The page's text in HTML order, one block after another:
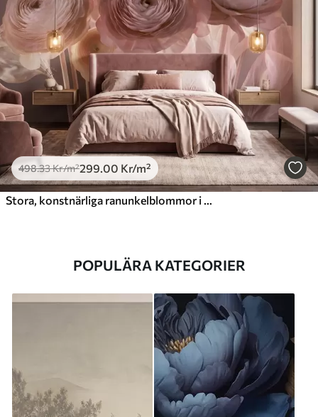
498.33Kr/m²299 .00 Kr/m²
POPULÄRA KATEGORIER